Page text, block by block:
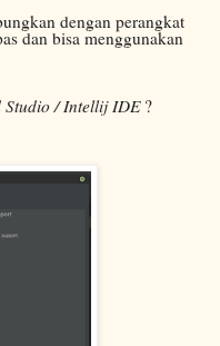
dengan perangkat
dan bisa menggunakan
Studio / Intellij IDE?